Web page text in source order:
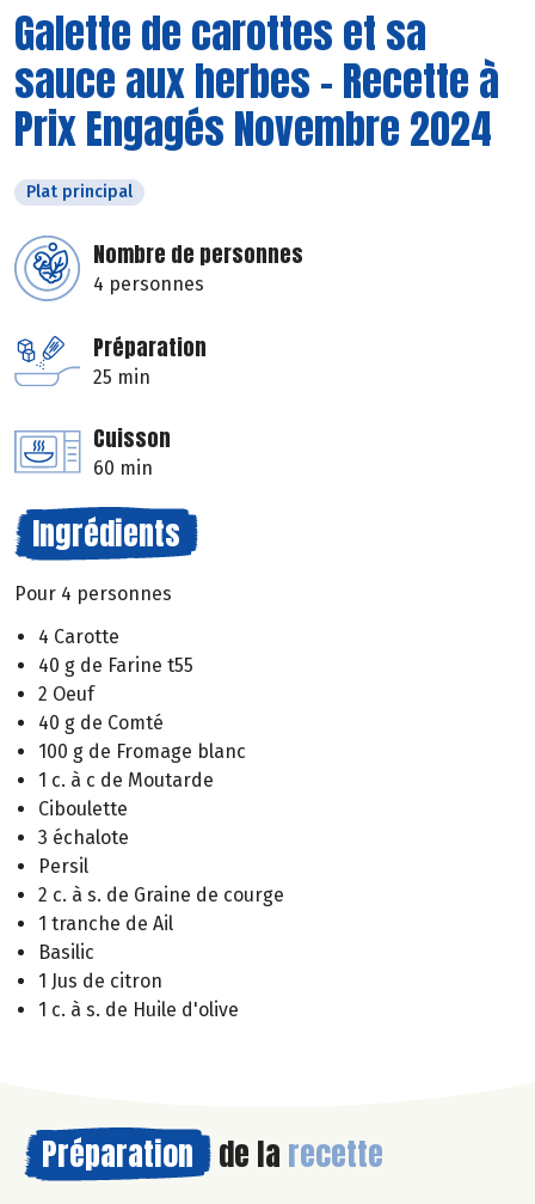
Galette de carottes et sa
sauce aux herbes - Recette à
Prix Engagés Novembre 2024
Plat principal
Nombre de personnes
4 personnes
Préparation
25 min
Cuisson
60 min
Ingrédients
Pour 4 personnes
4 Carotte
40 g de Farine t55
2 Oeuf
40 g de Comté
100 g de Fromage blanc
1 c. à c de Moutarde
Ciboulette
3 échalote
Persil
2 c. à s. de Graine de courge
1 tranche de Ail
Basilic
1 Jus de citron
1 c. à s. de Huile d'olive
Préparation de la recette